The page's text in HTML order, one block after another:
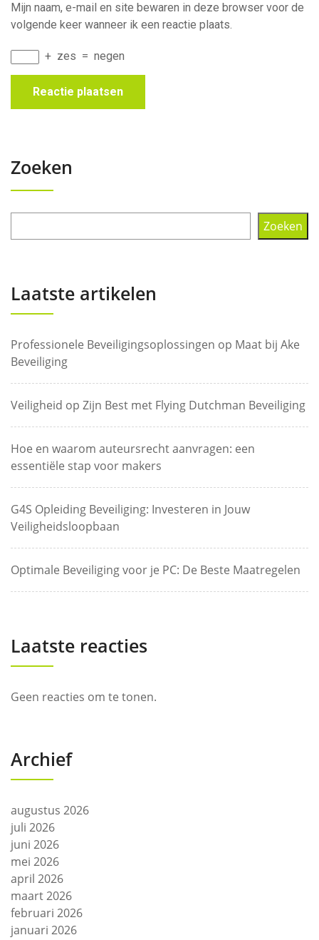
Mijn naam, e-mail en site bewaren in deze browser voor de
volgende keer wanneer ik een reactie plaats.
+ zes = negen
Zoeken
Zoeken
Laatste artikelen
Professionele Beveiligingsoplossingen op Maat bij Ake
Beveiliging
Veiligheid op Zijn Best met Flying Dutchman Beveiliging
Hoe en waarom auteursrecht aanvragen: een
essentiële stap voor makers
G4S Opleiding Beveiliging: Investeren in Jouw
Veiligheidsloopbaan
Optimale Beveiliging voor je PC: De Beste Maatregelen
Laatste reacties
Geen reacties om te tonen.
Archief
augustus 2026
juli 2026
juni 2026
mei 2026
april 2026
maart 2026
februari 2026
januari 2026